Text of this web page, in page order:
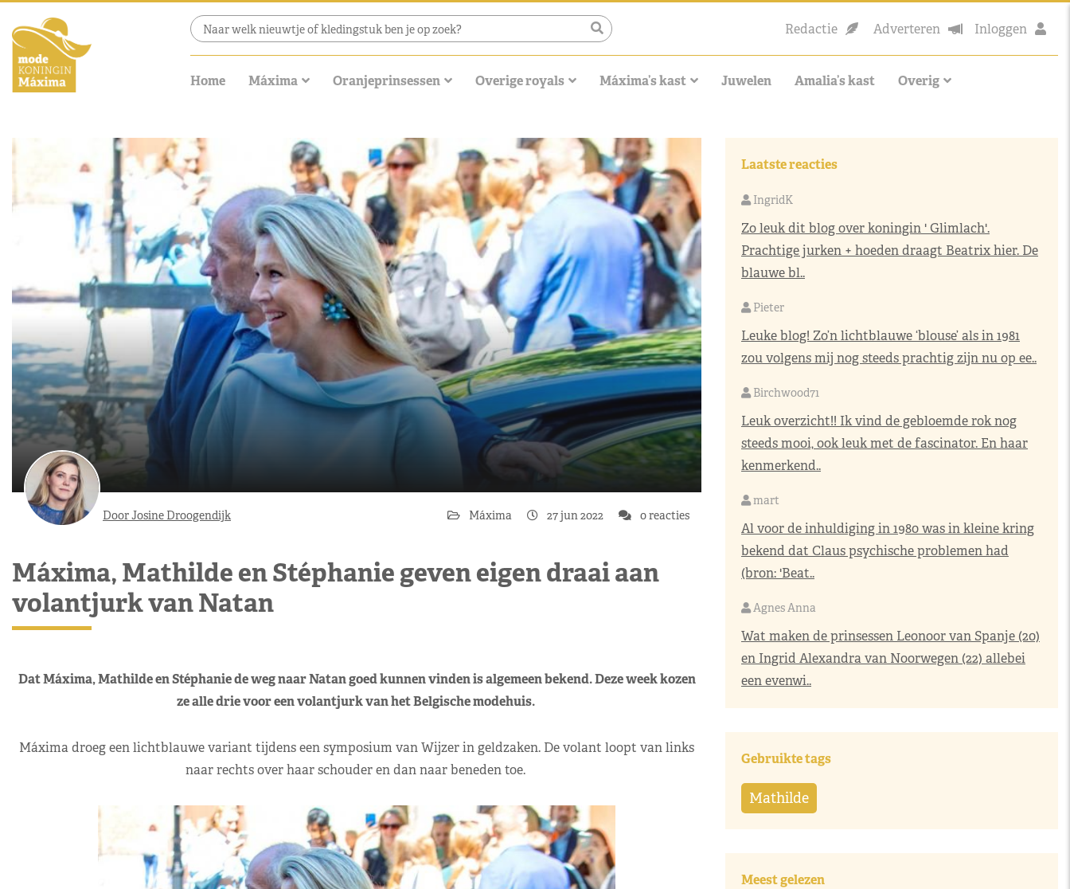
Redactie Adverteren Inloggen
Home Máxima Oranjeprinsessen Overige royals Máxima’s kast Juwelen Amalia’s kast Overig
Door Josine Droogendijk Máxima 27 jun 2022 0 reacties
Máxima, Mathilde en Stéphanie geven eigen draai aan
volantjurk van Natan
Dat Máxima, Mathilde en Stéphanie de weg naar Natan goed kunnen vinden is algemeen bekend. Deze week kozen
ze alle drie voor een volantjurk van het Belgische modehuis.
Máxima droeg een lichtblauwe variant tijdens een symposium van Wijzer in geldzaken. De volant loopt van links
naar rechts over haar schouder en dan naar beneden toe.
Laatste reacties
IngridK
Zo leuk dit blog over koningin ' Glimlach'.
Prachtige jurken + hoeden draagt Beatrix hier. De
blauwe bl..
Pieter
Leuke blog! Zo’n lichtblauwe ‘blouse’ als in 1981
zou volgens mij nog steeds prachtig zijn nu op ee..
Birchwood71
Leuk overzicht!! Ik vind de gebloemde rok nog
steeds mooi, ook leuk met de fascinator. En haar
kenmerkend..
mart
Al voor de inhuldiging in 1980 was in kleine kring
bekend dat Claus psychische problemen had
(bron: 'Beat..
Agnes Anna
Wat maken de prinsessen Leonoor van Spanje (20)
en Ingrid Alexandra van Noorwegen (22) allebei
een evenwi..
Gebruikte tags
Mathilde
Meest gelezen